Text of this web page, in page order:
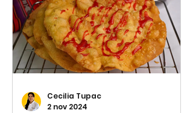
Cecilia Tupac
2 nov 2024